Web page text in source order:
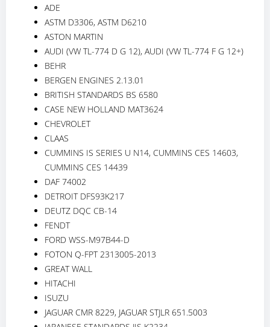
ADE
ASTM D3306, ASTM D6210
ASTON MARTIN
AUDI (VW TL-774 D G 12), AUDI (VW TL-774 F G 12+)
BEHR
BERGEN ENGINES 2.13.01
BRITISH STANDARDS BS 6580
CASE NEW HOLLAND MAT3624
CHEVROLET
CLAAS
CUMMINS IS SERIES U N14, CUMMINS CES 14603,
CUMMINS CES 14439
DAF 74002
DETROIT DFS93K217
DEUTZ DQC CB-14
FENDT
FORD WSS-M97B44-D
FOTON Q-FPT 2313005-2013
GREAT WALL
HITACHI
ISUZU
JAGUAR CMR 8229, JAGUAR STJLR 651.5003